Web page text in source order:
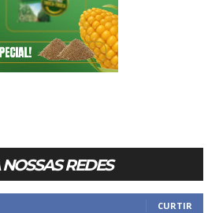
REDES
CURTIR